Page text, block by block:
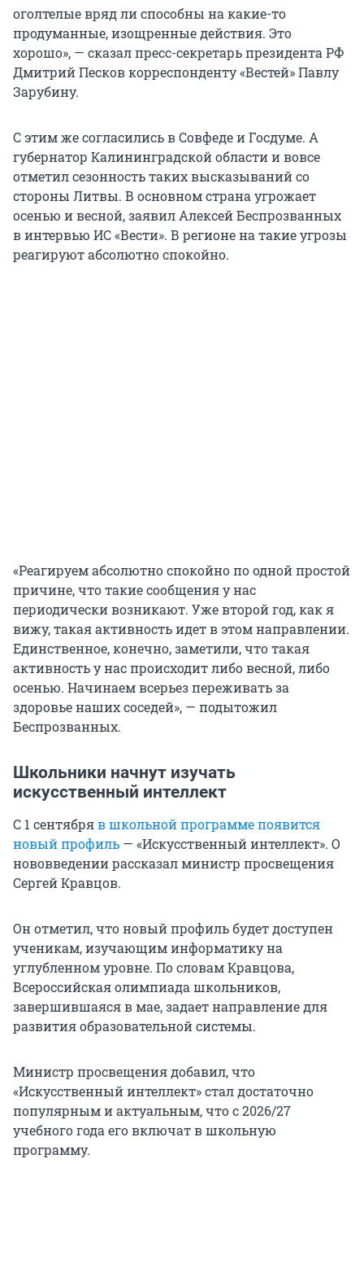
оголтелые вряд ли способны на какие-то
продуманные, изощренные действия. Это
хорошо», — сказал пресс-секретарь президента РФ
Дмитрий Песков корреспонденту «Вестей» Павлу
Зарубину.
С этим же согласились в Совфеде и Госдуме. А
губернатор Калининградской области и вовсе
отметил сезонность таких высказываний со
стороны Литвы. В основном страна угрожает
осенью и весной, заявил Алексей Беспрозванных
в интервью ИС «Вести». В регионе на такие угрозы
реагируют абсолютно спокойно.
«Реагируем абсолютно спокойно по одной простой
причине, что такие сообщения у нас
периодически возникают. Уже второй год, как я
вижу, такая активность идет в этом направлении.
Единственное, конечно, заметили, что такая
активность у нас происходит либо весной, либо
осенью. Начинаем всерьез переживать за
здоровье наших соседей», — подытожил
Беспрозванных.
Школьники начнут изучать
искусственный интеллект
С 1 сентябряв школьной программе появится
новый профиль — «Искусственный интеллект». О
нововведении рассказал министр просвещения
Сергей Кравцов.
Он отметил, что новый профиль будет доступен
ученикам, изучающим информатику на
углубленном уровне. По словам Кравцова,
Всероссийская олимпиада школьников,
завершившаяся в мае, задает направление для
развития образовательной системы.
Министр просвещения добавил, что
«Искусственный интеллект» стал достаточно
популярным и актуальным, что с 2026/27
учебного года его включат в школьную
программу.